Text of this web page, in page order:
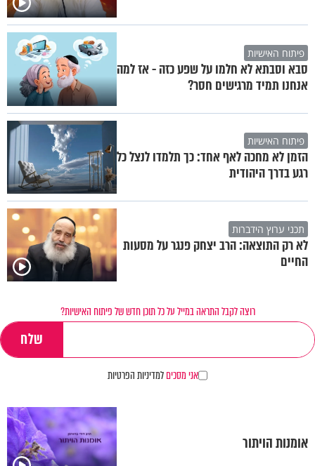
פיתוח האישיות
סבא וסבתא לא חלמו על שפע כזה - אז למה
אנחנו תמיד מרגישים חסר?
פיתוח האישיות
הזמן לא מחכה לאף אחד: כך תלמדו לנצל כל
רגע בדרך היהודית
תכני ערוץ הידברות
לא רק התוצאה: הרב יצחק פנגר על מסעות
החיים
רוצה לקבל התראה במייל על כל תוכן חדש של פיתוח האישיות?
אני מסכיםלמדיניות הפרטיות
אומנות הויתור